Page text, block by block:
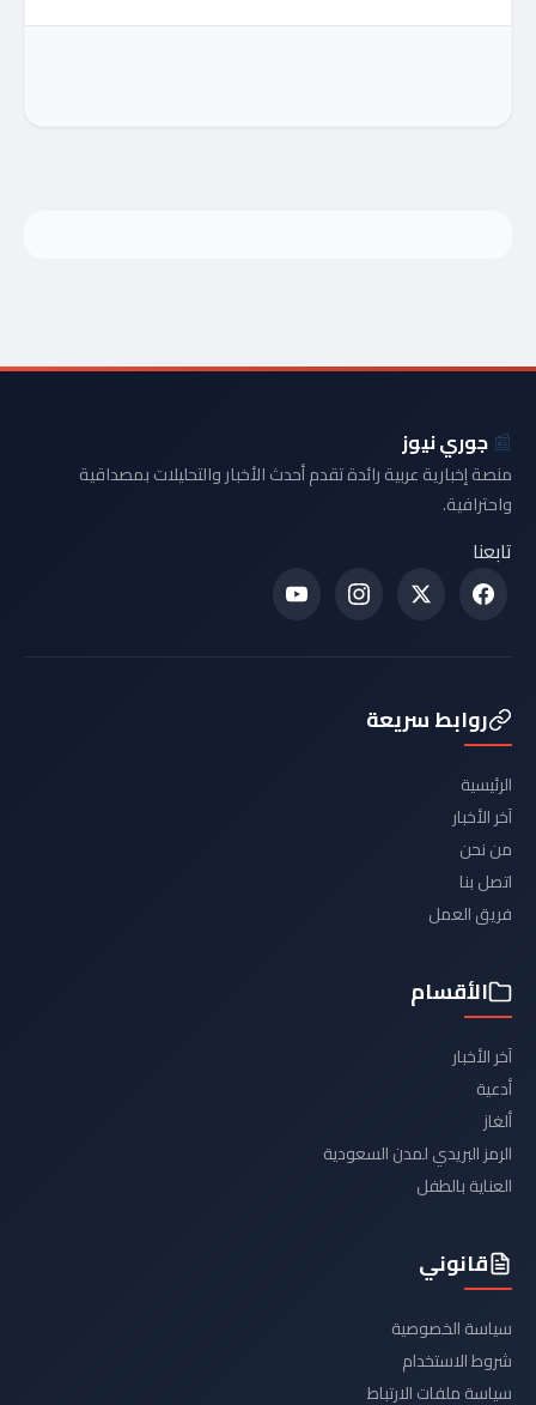
📰 جوري نيوز
منصة إخبارية عربية رائدة تقدم أحدث الأخبار والتحليلات بمصداقية
واحترافية.
تابعنا
روابط سريعة
الرئيسية
آخر الأخبار
من نحن
اتصل بنا
فريق العمل
الأقسام
آخر الأخبار
أدعية
ألغاز
الرمز البريدي لمدن السعودية
العناية بالطفل
قانوني
سياسة الخصوصية
شروط الاستخدام
سياسة ملفات الارتباط